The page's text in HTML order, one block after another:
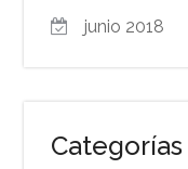
junio 2018
Categorías